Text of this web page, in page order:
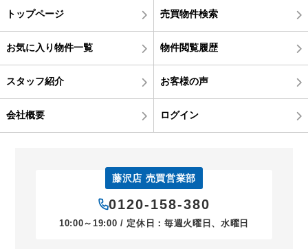
トップページ 売買物件検索
お気に入り物件一覧 物件閲覧履歴
スタッフ紹介 お客様の声
会社概要 ログイン
藤沢店 売買営業部
0120-158-380
10:00～19:00 / 定休日：毎週火曜日、水曜日